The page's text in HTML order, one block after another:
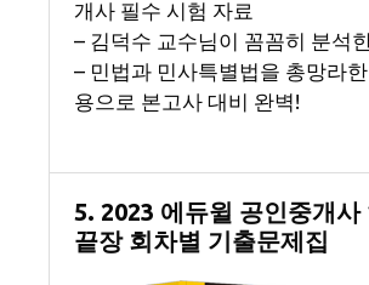
개사 필수 시험 자료
– 김덕수 교수님이 꼼꼼히 분석
– 민법과 민사특별법을 총망라
용으로 본고사 대비 완벽!
5. 2023 에듀윌 공인중개사
끝장 회차별 기출문제집